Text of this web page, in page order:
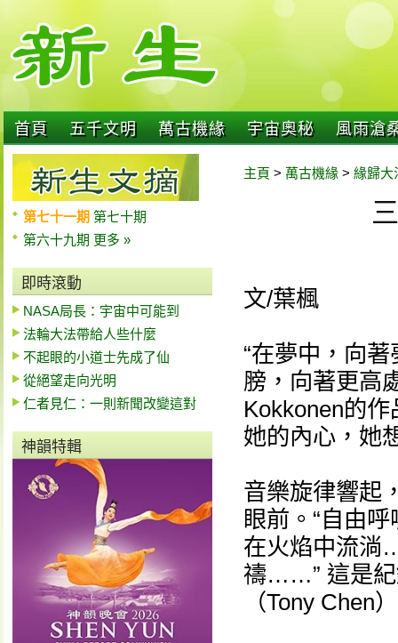
首頁 五千文明 萬古機緣 宇宙奧秘 風雨滄
第七十一期 第七十期
第六十九期 更多 »
即時滾動
NASA局長：宇宙中可能到
法輪大法帶給人些什麼
不起眼的小道士先成了仙
從絕望走向光明
仁者見仁：一則新聞改變這對
神韻特輯
主頁 > 萬古機緣 > 緣歸大
文/葉楓
“在夢中，向
膀，向著更高
Kokkonen的
她的內心，她
音樂旋律響起
眼前。“自由
在火焰中流淌
禱……” 這是紀
（Tony Chen